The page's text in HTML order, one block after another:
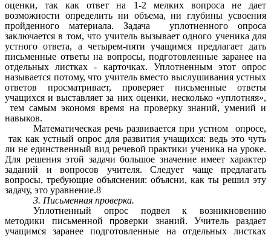
оценки, так как ответ на 1-2 мелких вопроса не дает
возможности определить ни объема, ни глубины усвоения
пройденного материала. Задача уплотненного опроса
заключается в том, что учитель вызывает одного ученика для
устного ответа, а четырем-пяти учащимся предлагает дать
письменные ответы на вопросы, подготовленные заранее на
отдельных листках - карточках. Уплотненным этот опрос
называется потому, что учитель вместо выслушивания устных
ответов просматривает, проверяет письменные ответы
учащихся и выставляет за них оценки, несколько «уплотняя»,
тем самым экономя время на проверку знаний, умений и
навыков.
Математическая речь развивается при устном опросе,
так как устный опрос для развития учащихся: ведь это чуть
ли не единственный вид речевой практики ученика на уроке.
Для решения этой задачи большое значение имеет характер
заданий и вопросов учителя. Следует чаще предлагать
вопросы, требующие объяснения: объясни, как ты решил эту
задачу, это уравнение.8
3. Письменная проверка.
Уплотненный опрос подвел к возникновению
методики письменной проверки знаний. Учитель раздает
учащимся заранее подготовленные на отдельных листках